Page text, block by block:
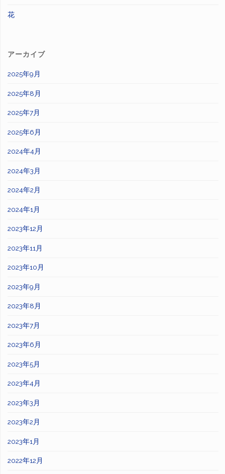
花
アーカイブ
2025年9月
2025年8月
2025年7月
2025年6月
2024年4月
2024年3月
2024年2月
2024年1月
2023年12月
2023年11月
2023年10月
2023年9月
2023年8月
2023年7月
2023年6月
2023年5月
2023年4月
2023年3月
2023年2月
2023年1月
2022年12月